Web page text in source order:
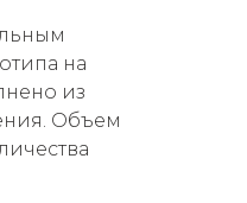
на
из
Объем